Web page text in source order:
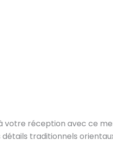
réception avec ce
traditionnels